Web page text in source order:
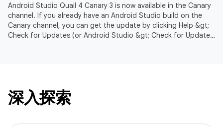
Android Studio Quail 4 Canary 3 is now available in the Canary
channel. If you already have an Android Studio build on the
Canary channel, you can get the update by clicking Help &gt;
Check for Updates (or Android Studio &gt; Check for Updates
深入探索